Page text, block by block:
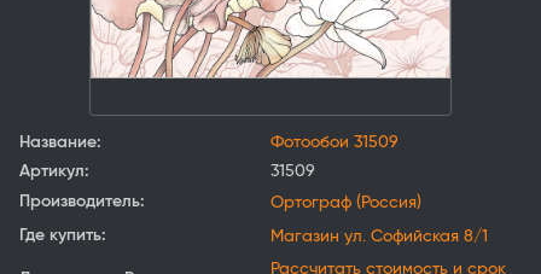
Название:
Фотообои 31509
Артикул:
31509
Производитель:
Ортограф (Россия)
Где купить:
Магазин ул. Софийская 8/1
Рассчитать стоимость и срок